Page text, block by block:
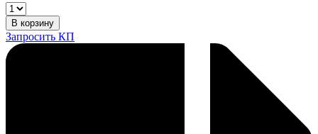
Сварочный
полуавтомат
Triton
MIG
350P
В корзину
Запросить КП